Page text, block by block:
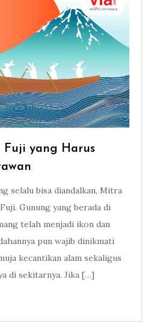
Fuji yang Harus
selalu bisa diandalkan, Mitra
Gunung yang berada di
telah menjadi ikon dan
pun wajib dinikmati
kecantikan alam sekaligus
di sekitarnya. Jika […]